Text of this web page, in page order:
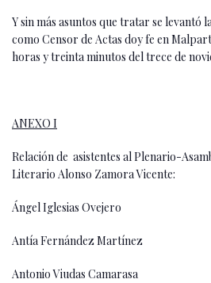
Y sin más asuntos que tratar se levantó
como Censor de Actas doy fe en
horas y treinta minutos del trece de
ANEXO I
Relación de asistentes al Plenario-
Literario Alonso Zamora Vicente:
Ángel Iglesias Ovejero
Antía Fernández Martínez
Antonio Viudas Camarasa